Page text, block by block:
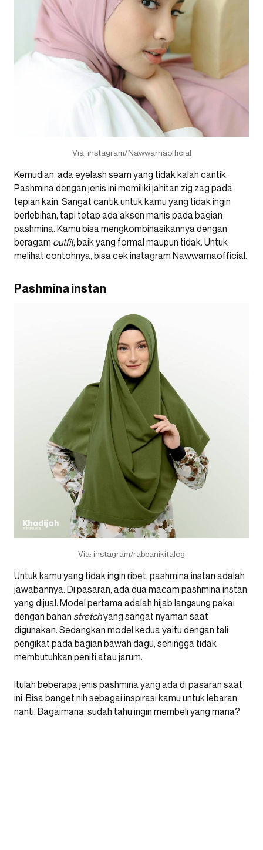
Via: instagram/Nawwarnaofficial
Kemudian, ada eyelash seam yang tidak kalah cantik.
Pashmina dengan jenis ini memiliki jahitan zig zag pada
tepian kain. Sangat cantik untuk kamu yang tidak ingin
berlebihan, tapi tetap ada aksen manis pada bagian
pashmina. Kamu bisa mengkombinasikannya dengan
beragam outfit, baik yang formal maupun tidak. Untuk
melihat contohnya, bisa cek instagram Nawwarnaofficial.
Pashmina instan
Via: instagram/rabbanikitalog
Untuk kamu yang tidak ingin ribet, pashmina instan adalah
jawabannya. Di pasaran, ada dua macam pashmina instan
yang dijual. Model pertama adalah hijab langsung pakai
dengan bahan stretchyang sangat nyaman saat
digunakan. Sedangkan model kedua yaitu dengan tali
pengikat pada bagian bawah dagu, sehingga tidak
membutuhkan peniti atau jarum.
Itulah beberapa jenis pashmina yang ada di pasaran saat
ini. Bisa banget nih sebagai inspirasi kamu untuk lebaran
nanti. Bagaimana, sudah tahu ingin membeli yang mana?